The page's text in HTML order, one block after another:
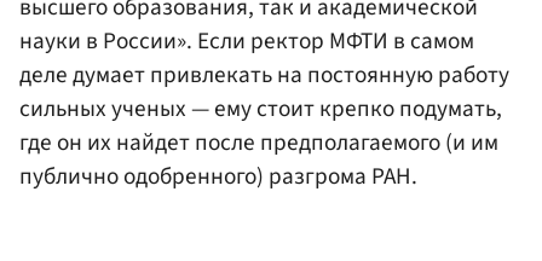
высшего образования, так и академической
науки в России». Если ректор МФТИ в самом
деле думает привлекать на постоянную работу
сильных ученых — ему стоит крепко подумать,
где он их найдет после предполагаемого (и им
публично одобренного) разгрома РАН.